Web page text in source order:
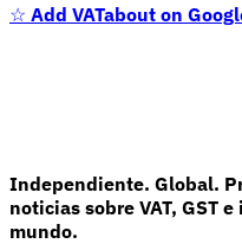
☆ Add VATabout on
Independiente. Global.
noticias sobre VAT, GST
mundo.